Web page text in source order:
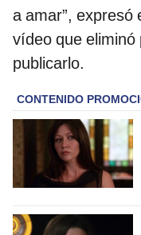
a amar”, expresó
vídeo que
publicarlo.